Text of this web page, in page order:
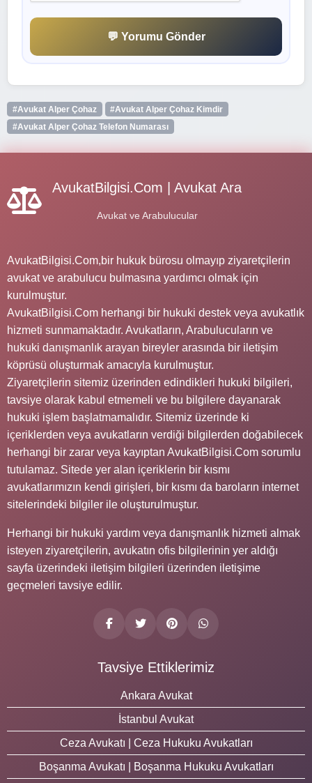
💬 Yorumu Gönder
#Avukat Alper Çohaz
#Avukat Alper Çohaz Kimdir
#Avukat Alper Çohaz Telefon Numarası
AvukatBilgisi.Com | Avukat Ara
Avukat ve Arabulucular
AvukatBilgisi.Com,bir hukuk bürosu olmayıp ziyaretçilerin
avukat ve arabulucu bulmasına yardımcı olmak için
kurulmuştur.
AvukatBilgisi.Com herhangi bir hukuki destek veya avukatlık
hizmeti sunmamaktadır. Avukatların, Arabulucuların ve
hukuki danışmanlık arayan bireyler arasında bir iletişim
köprüsü oluşturmak amacıyla kurulmuştur.
Ziyaretçilerin sitemiz üzerinden edindikleri hukuki bilgileri,
tavsiye olarak kabul etmemeli ve bu bilgilere dayanarak
hukuki işlem başlatmamalıdır. Sitemiz üzerinde ki
içeriklerden veya avukatların verdiği bilgilerden doğabilecek
herhangi bir zarar veya kayıptan AvukatBilgisi.Com sorumlu
tutulamaz. Sitede yer alan içeriklerin bir kısmı
avukatlarımızın kendi girişleri, bir kısmı da baroların internet
sitelerindeki bilgiler ile oluşturulmuştur.
Herhangi bir hukuki yardım veya danışmanlık hizmeti almak
isteyen ziyaretçilerin, avukatın ofis bilgilerinin yer aldığı
sayfa üzerindeki iletişim bilgileri üzerinden iletişime
geçmeleri tavsiye edilir.
Tavsiye Ettiklerimiz
Ankara Avukat
İstanbul Avukat
Ceza Avukatı | Ceza Hukuku Avukatları
Boşanma Avukatı | Boşanma Hukuku Avukatları